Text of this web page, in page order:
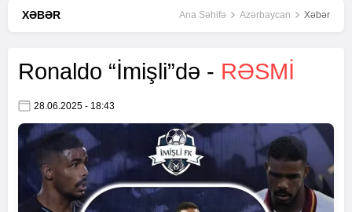
XƏBƏR Ana Səhifə Azərbaycan Xəbər
Ronaldo “İmişli”də - RƏSMİ
28.06.2025 - 18:43